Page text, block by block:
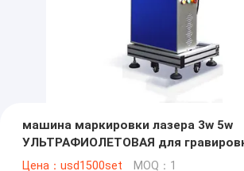
машина маркировки лазера 3w 5w
УЛЬТРАФИОЛЕТОВАЯ для
логотипа коробки стекольной
Цена：usd1500set MOQ：1